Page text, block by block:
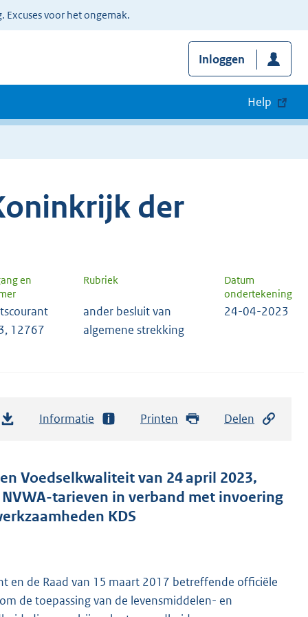
voor het ongemak.
Inloggen
Help
der
en
Rubriek
Datum
ondertekening
12767
ander besluit van
algemene strekking
24-04-2023
Informatie Printen Delen
Voedselkwaliteit van 24 april 2023,
tarieven in verband met invoering
KDS
en de Raad van 15 maart 2017 betreffende officiële
de toepassing van de levensmiddelen- en